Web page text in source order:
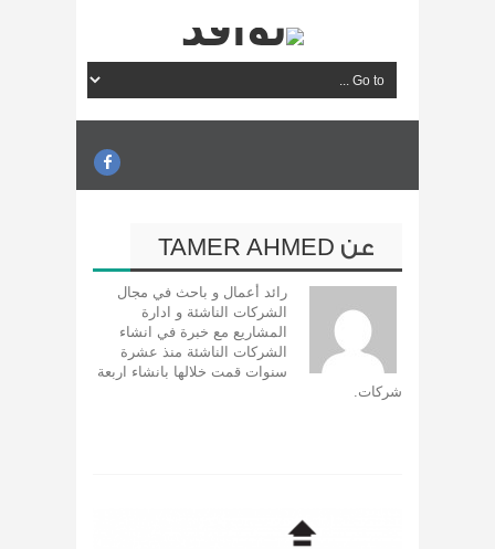
عن TAMER AHMED
رائد أعمال و باحث في مجال
الشركات الناشئة و ادارة
المشاريع مع خبرة في انشاء
الشركات الناشئة منذ عشرة
سنوات قمت خلالها بانشاء اربعة
شركات.